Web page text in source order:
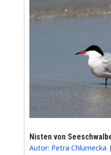
Nisten von
Autor: Petra Chlumecka |